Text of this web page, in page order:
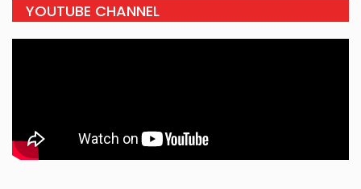
YOUTUBE CHANNEL